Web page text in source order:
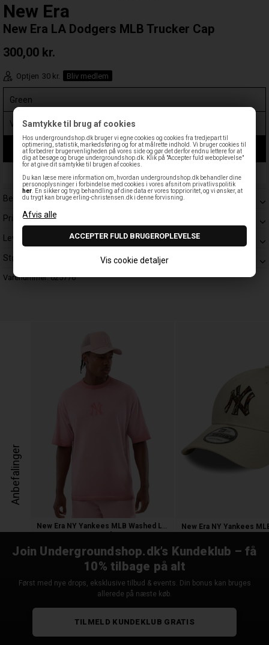
Samtykke til brug af cookies
Hos undergroundshop.dk bruger vi egne cookies og cookies fra tredjepart til
optimering, statistik, markedsføring og for at målrette indhold. Vi bruger cookies til
at forbedrer brugervenligheden på vores side og gør det derfor endnu lettere for at
dig at besøge og bruge undergroundshop.dk. Klik på "Accepter fuld weboplevelse"
for at give dit samtykke til brugen af cookies.
Du kan læse mere information om, hvordan undergroundshop.dk behandler dine
personoplysninger i forbindelse med cookies i vores afsnit om privatlivspolitik
her . En sikker og tryg behandling af dine data er vores topprioritet, og vi ønsker, at
du trygt kan bruge erling-christensen.dk i denne forvisning.
Vis cookie detaljer
New Era
New Era LA Dodgers MLB Trucker Cap
300,00 kr.
Optjen 30 kr. Bliv medlem
LÆG I KURV
Leveringstid: 1-3 hverdage
Beskrivelse
Prisgaranti
Levering
Størrelsesguide
Varenummer:025776
Anbefalinger
New Era NY Yankees MLB Washed Logo T-S
400,00 kr.
Join Undergroundshop.dk’s Kundeklub – få
10% tilbage på alt
Først med nye drops, eksklusive tilbud & events. Din bonus kan bruges
allerede på næste køb.
TILMELD KUNDEKLUB GRATIS